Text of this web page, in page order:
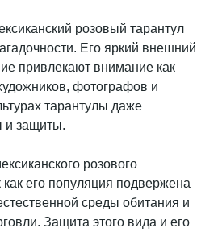
розовый тарантул
Его яркий внешний
привлекают внимание как
фотографов и
тарантулы даже
и защиты.
розового
его популяция подвержена
среды обитания и
Защита этого вида и его